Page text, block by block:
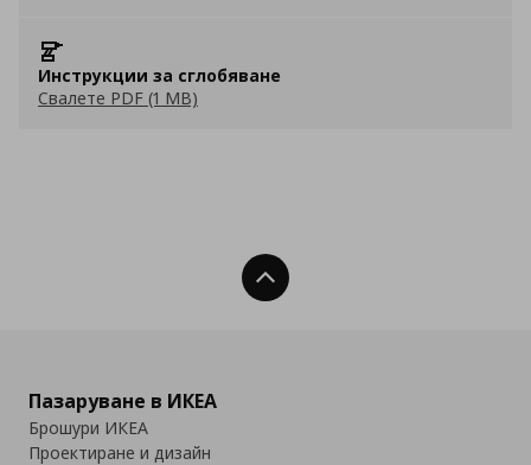
Инструкции за сглобяване
Свалете PDF (1 MB)
Нагоре
Пазаруване в ИКЕА
Брошури ИКЕА
Проектиране и дизайн